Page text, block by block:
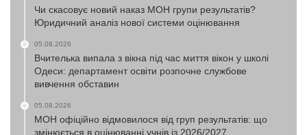
Чи скасовує новий наказ МОН групи результатів?
Юридичний аналіз нової системи оцінювання
05.08.2026
Вчителька випала з вікна під час миття вікон у школі
Одеси: департамент освіти розпочне службове
вивчення обставин
05.08.2026
МОН офіційно відмовилося від груп результатів: що
змінюється в оцінюванні учнів із 2026/2027